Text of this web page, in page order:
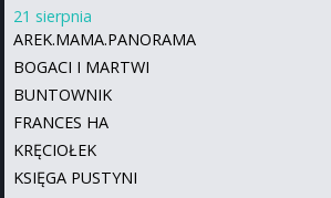
21 sierpnia
AREK.MAMA.PANORAMA
BOGACI I MARTWI
BUNTOWNIK
FRANCES HA
KRĘCIOŁEK
KSIĘGA PUSTYNI